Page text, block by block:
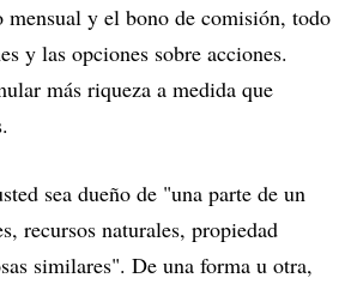
y el bono de comisión, todo
y las opciones sobre acciones.
más riqueza a medida que
sea dueño de "una parte de un
recursos naturales, propiedad
similares". De una forma u otra,